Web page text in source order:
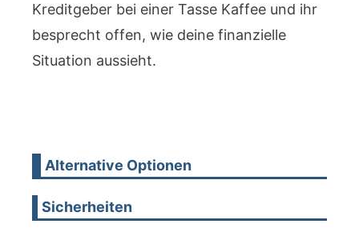
Kreditgeber bei einer Tasse Kaffee und ihr
besprecht offen, wie deine finanzielle
Situation aussieht.
Alternative Optionen
Sicherheiten